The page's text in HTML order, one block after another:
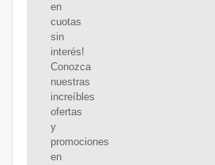
en
cuotas
sin
interés!
Conozca
nuestras
increíbles
ofertas
y
promociones
en